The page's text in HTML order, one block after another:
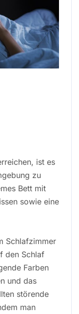
ist es
zu
Bett mit
sowie eine
Schlafzimmer
den Schlaf
Farben
und das
störende
man